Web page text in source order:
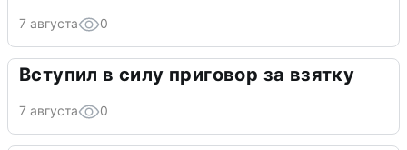
7 августа 0
Вступил в силу приговор за взятку
7 августа 0